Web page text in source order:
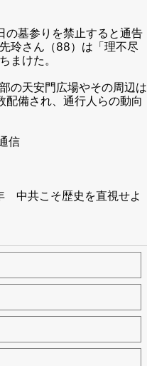
墓参りを禁止すると通告
玲さん（88）は「理不尽
まけた。
の天安門広場やその周辺は
配備され、通行人らの動向
信
中共こそ歴史を直視せよ